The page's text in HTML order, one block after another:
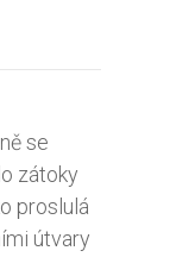
se
zátoky
proslulá
útvary